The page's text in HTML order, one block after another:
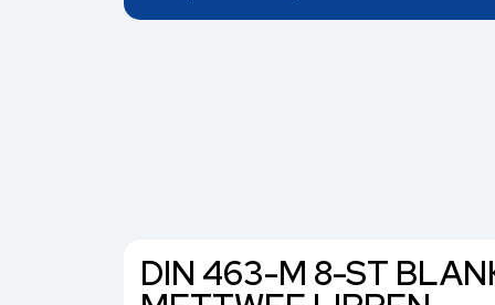
DIN 463-M 8-ST